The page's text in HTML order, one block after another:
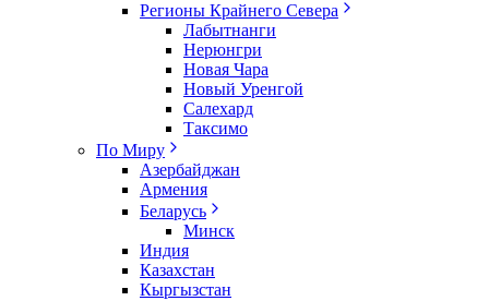
Регионы Крайнего Севера
Лабытнанги
Нерюнгри
Новая Чара
Новый Уренгой
Салехард
Таксимо
По Миру
Азербайджан
Армения
Беларусь
Минск
Индия
Казахстан
Кыргызстан